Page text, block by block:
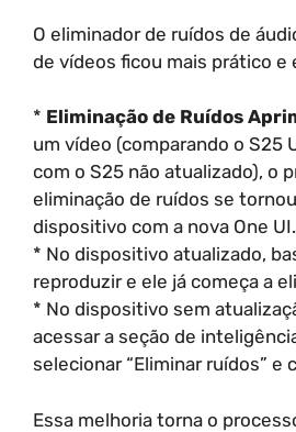
O eliminador de ruídos de
de vídeos ficou mais prático e
* Eliminação de Ruídos
um vídeo (comparando o S25
com o S25 não atualizado), o
eliminação de ruídos se
dispositivo com a nova One UI.
* No dispositivo atualizado,
reproduzir e ele já começa a
* No dispositivo sem
acessar a seção de
selecionar “Eliminar ruídos” e
Essa melhoria torna o